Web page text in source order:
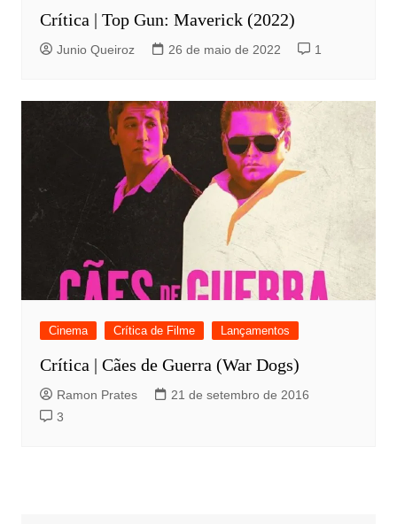
Crítica | Top Gun: Maverick (2022)
Junio Queiroz 26 de maio de 2022 1
Cinema Crítica de Filme Lançamentos
Crítica | Cães de Guerra (War Dogs)
Ramon Prates
21 de setembro de 2016
3